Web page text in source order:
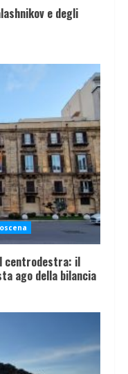
e degli
centrodestra: il
ago della bilancia